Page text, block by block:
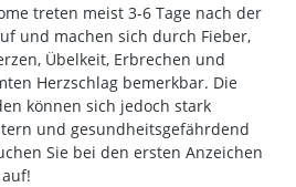
treten meist 3-6 Tage nach der
und machen sich durch Fieber,
Übelkeit, Erbrechen und
Herzschlag bemerkbar. Die
können sich jedoch stark
und gesundheitsgefährdend
Sie bei den ersten Anzeichen